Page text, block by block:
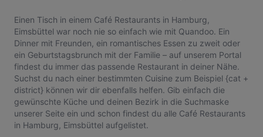
Einen Tisch in einem Café Restaurants in Hamburg,
Eimsbüttel war noch nie so einfach wie mit Quandoo. Ein
Dinner mit Freunden, ein romantisches Essen zu zweit oder
ein Geburtstagsbrunch mit der Familie – auf unserem Portal
findest du immer das passende Restaurant in deiner Nähe.
Suchst du nach einer bestimmten Cuisine zum Beispiel {cat +
district} können wir dir ebenfalls helfen. Gib einfach die
gewünschte Küche und deinen Bezirk in die Suchmaske
unserer Seite ein und schon findest du alle Café Restaurants
in Hamburg, Eimsbüttel aufgelistet.